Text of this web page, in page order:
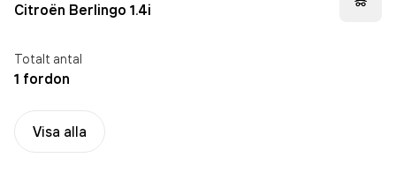
Citroën Berlingo 1.4i
Totalt antal
1 fordon
Visa alla